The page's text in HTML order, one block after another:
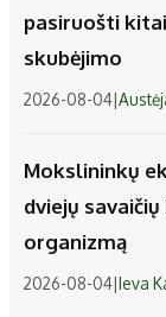
pasiruošti
skubėjimo
2026-08-04|
Mokslininkų
dviejų
organizmą
2026-08-04|Ieva